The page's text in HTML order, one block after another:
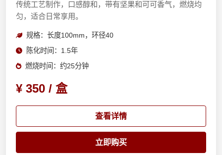
传统工艺制作，口感醇和，带有坚果和可可香气，燃烧均
匀，适合日常享用。
规格：长度100mm，环径40
陈化时间：1.5年
燃烧时间：约25分钟
¥ 350 / 盒
查看详情
立即购买